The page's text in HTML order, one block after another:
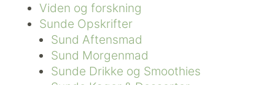
Viden og forskning
Sunde Opskrifter
Sund Aftensmad
Sund Morgenmad
Sunde Drikke og Smoothies